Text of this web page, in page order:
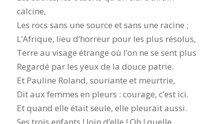
calcine,
Les rocs sans une source et sans une racine ;
L’Afrique, lieu d’horreur pour les plus résolus,
Terre au visage étrange où l’on ne se sent plus
Regardé par les yeux de la douce patrie.
Et Pauline Roland, souriante et meurtrie,
Dit aux femmes en pleurs : courage, c’est ici.
Et quand elle était seule, elle pleurait aussi.
Ses trois enfants ! loin d’elle ! Oh ! quelle